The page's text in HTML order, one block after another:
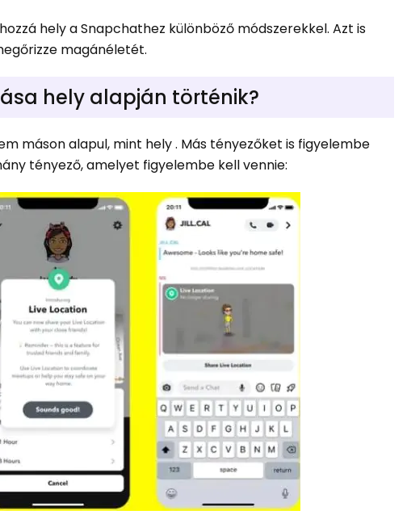
hely a Snapchathez különböző módszerekkel. Azt is
magánéletét.
hely alapján történik?
máson alapul, mint hely . Más tényezőket is figyelembe
tényező, amelyet figyelembe kell vennie: